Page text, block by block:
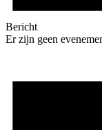
Bericht
Er zijn geen